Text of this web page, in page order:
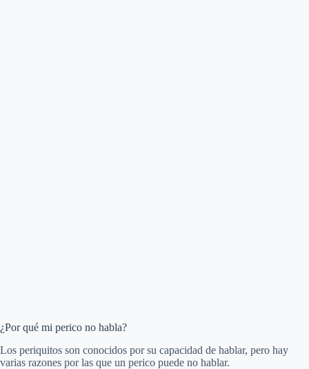
¿Por qué mi perico no habla?
Los periquitos son conocidos por su capacidad de hablar, pero hay
varias razones por las que un perico puede no hablar.